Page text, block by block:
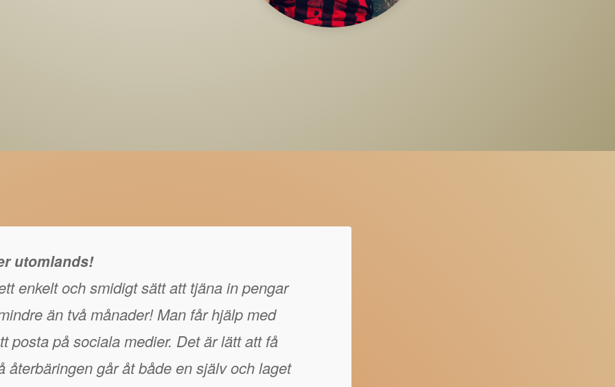
utomlands!
enkelt och smidigt sätt att tjäna in pengar
än två månader! Man får hjälp med
posta på sociala medier. Det är lätt att få
återbäringen går åt både en själv och laget